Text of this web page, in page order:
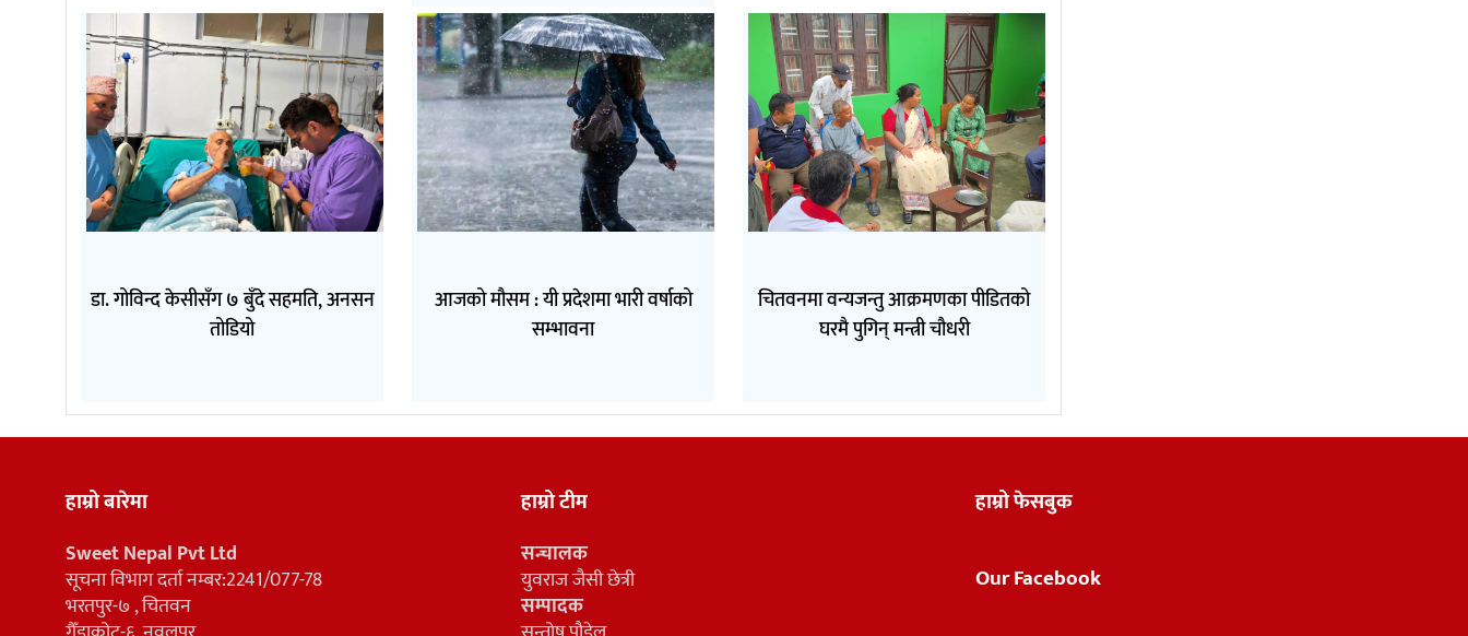
डा. गोविन्द केसीसँग ७ बुँदे सहमति, अनसन
तोडियो
आजको मौसम : यी प्रदेशमा भारी वर्षाको
सम्भावना
चितवनमा वन्यजन्तु आक्रमणका पीडितको
घरमै पुगिन् मन्त्री चौधरी
हाम्रो बारेमा
Sweet Nepal Pvt Ltd
सूचना विभाग दर्ता नम्बर:2241/077-78
भरतपुर-७ , चितवन
हाम्रो टीम
सन्चालक
युवराज जैसी छेत्री
सम्पादक
हाम्रो फेसबुक
Our Facebook